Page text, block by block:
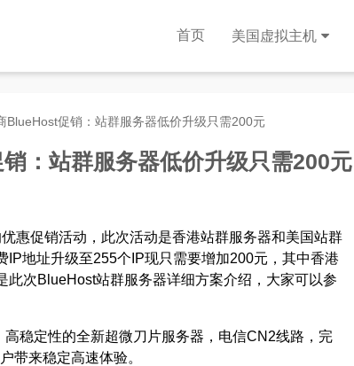
首页 美国虚拟主机
BlueHost促销：站群服务器低价升级只需200元
：站群服务器低价升级只需200元
惠促销活动，此次活动是香港站群服务器和美国站群
IP地址升级至255个IP现只需要增加200元，其中香港
次BlueHost站群服务器详细方案介绍，大家可以参
稳定性的全新超微刀片服务器，电信CN2线路，完
带来稳定高速体验。